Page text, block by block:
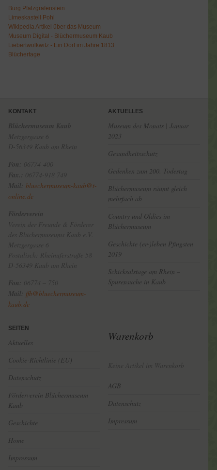
Burg Pfalzgrafenstein
Limeskastell Pohl
Wikipedia Artikel über das Museum
Museum Digital - Blüchermuseum Kaub
Liebertwolkwitz - Ein Dorf im Jahre 1813
Blüchertage
KONTAKT
Blüchermuseum Kaub
Metzgergasse 6
D-56349 Kaub am Rhein
Fon: 06774-400
Fax.: 06774-918 749
Mail: bluechermuseum-kaub@t-
online.de
Förderverein
Verein der Freunde & Förderer
des Blüchermuseums Kaub e.V.
Metzgergasse 6
Postalisch: Rheinuferstraße 58
D-56349 Kaub am Rhein
Fon: 06774 – 750
Mail: ffb@bluechermuseum-
kaub.de
AKTUELLES
Museum des Monats | Januar
2023
Gesundheitsschutz
Gedenken zum 200. Todestag
Blüchermuseum räumt gleich
mehrfach ab
Country und Oldies im
Blüchermuseum
Geschichte (er-)leben Pfingsten
2019
Schicksalstage am Rhein –
Spurensuche in Kaub
SEITEN
Aktuelles
Cookie-Richtlinie (EU)
Datenschutz
Förderverein Blüchermuseum
Kaub
Geschichte
Home
Impressum
Warenkorb
Keine Artikel im Warenkorb
AGB
Datenschutz
Impressum